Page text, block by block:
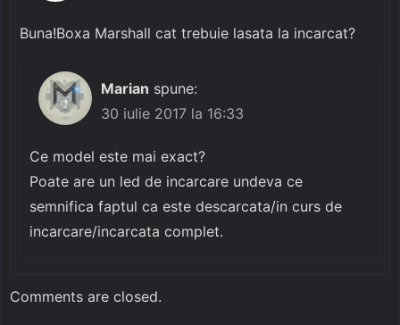
Buna!Boxa Marshall cat trebuie lasata la incarcat?
Marian spune:
30 iulie 2017 la 16:33
Ce model este mai exact?
Poate are un led de incarcare undeva ce
semnifica faptul ca este descarcata/in curs de
incarcare/incarcata complet.
Comments are closed.